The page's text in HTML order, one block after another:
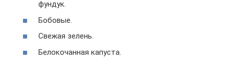
фундук.
Бобовые.
Свежая зелень.
Белокочанная капуста.